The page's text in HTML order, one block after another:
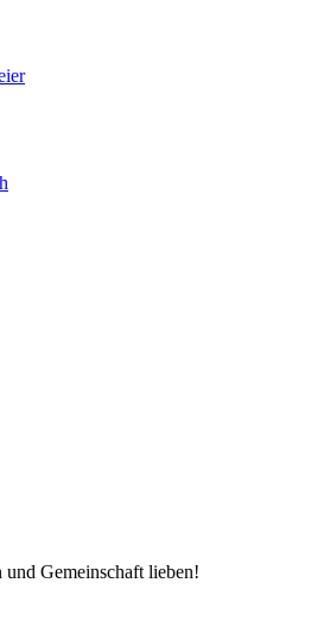
Gemeinschaft lieben!